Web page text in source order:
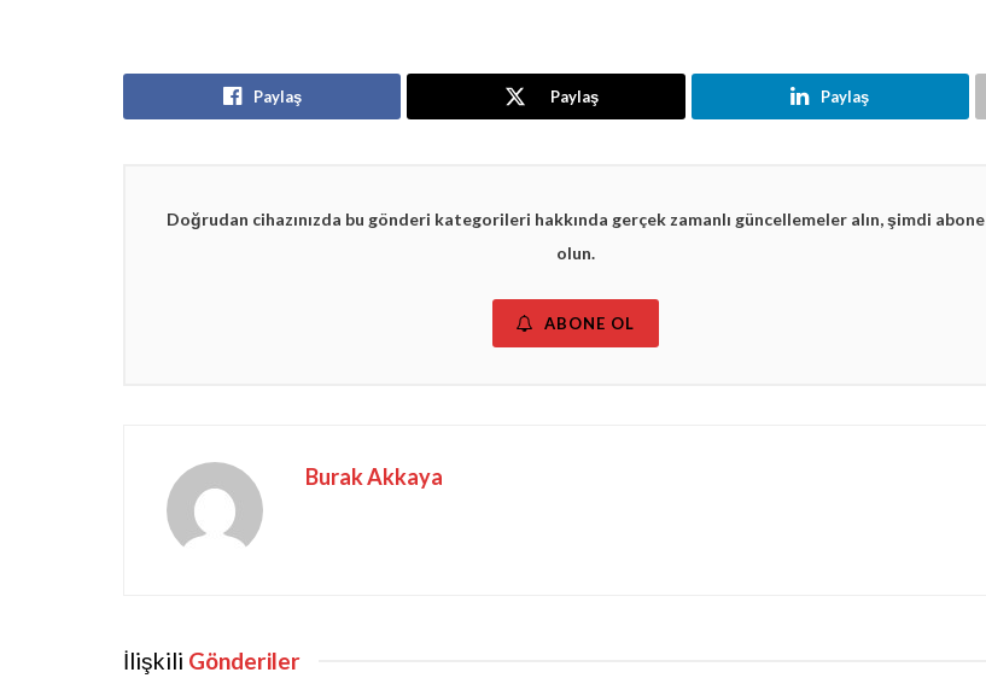
Paylaş Paylaş Paylaş
Doğrudan cihazınızda bu gönderi kategorileri hakkında gerçek zamanlı güncellemeler alın, şimdi abone
olun.
ABONE OL
Burak Akkaya
İlişkili Gönderiler